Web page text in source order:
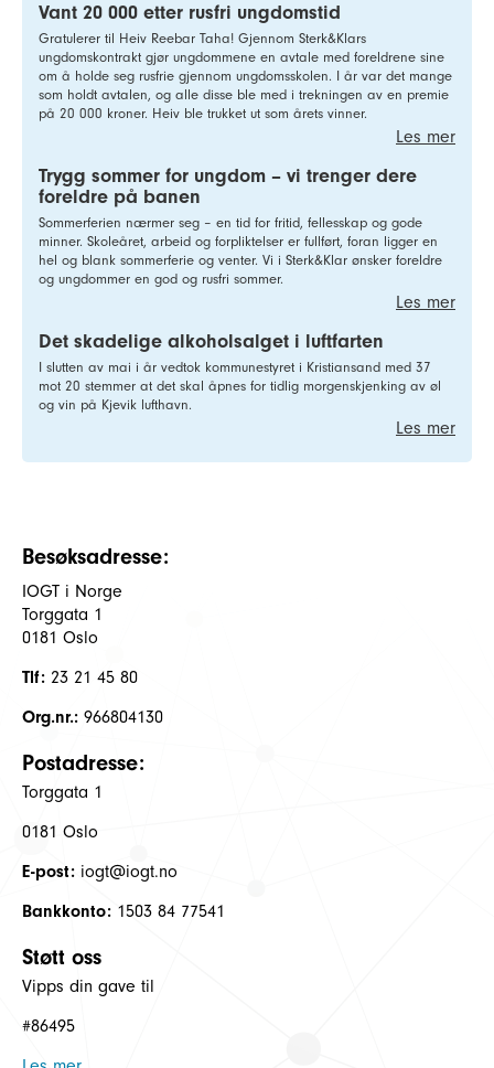
Vant 20 000 etter rusfri ungdomstid
Gratulerer til Heiv Reebar Taha! Gjennom Sterk&Klars
ungdomskontrakt gjør ungdommene en avtale med foreldrene sine
om å holde seg rusfrie gjennom ungdomsskolen. I år var det mange
som holdt avtalen, og alle disse ble med i trekningen av en premie
på 20 000 kroner. Heiv ble trukket ut som årets vinner.
Les mer
Trygg sommer for ungdom – vi trenger dere
foreldre på banen
Sommerferien nærmer seg – en tid for fritid, fellesskap og gode
minner. Skoleåret, arbeid og forpliktelser er fullført, foran ligger en
hel og blank sommerferie og venter. Vi i Sterk&Klar ønsker foreldre
og ungdommer en god og rusfri sommer.
Les mer
Det skadelige alkoholsalget i luftfarten
I slutten av mai i år vedtok kommunestyret i Kristiansand med 37
mot 20 stemmer at det skal åpnes for tidlig morgenskjenking av øl
og vin på Kjevik lufthavn.
Les mer
Besøksadresse:
IOGT i Norge
Torggata 1
0181 Oslo
Tlf: 23 21 45 80
Org.nr.: 966804130
Postadresse:
Torggata 1
0181 Oslo
E-post: iogt@iogt.no
Bankkonto: 1503 84 77541
Støtt oss
Vipps din gave til
#86495